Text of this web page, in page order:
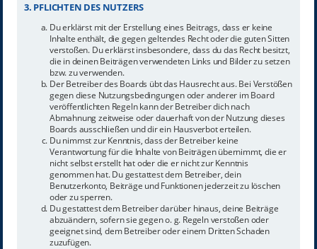
3. PFLICHTEN DES NUTZERS
Du erklärst mit der Erstellung eines Beitrags, dass er keine
Inhalte enthält, die gegen geltendes Recht oder die guten Sitten
verstoßen. Du erklärst insbesondere, dass du das Recht besitzt,
die in deinen Beiträgen verwendeten Links und Bilder zu setzen
bzw. zu verwenden.
Der Betreiber des Boards übt das Hausrecht aus. Bei Verstößen
gegen diese Nutzungsbedingungen oder anderer im Board
veröffentlichten Regeln kann der Betreiber dich nach
Abmahnung zeitweise oder dauerhaft von der Nutzung dieses
Boards ausschließen und dir ein Hausverbot erteilen.
Du nimmst zur Kenntnis, dass der Betreiber keine
Verantwortung für die Inhalte von Beiträgen übernimmt, die er
nicht selbst erstellt hat oder die er nicht zur Kenntnis
genommen hat. Du gestattest dem Betreiber, dein
Benutzerkonto, Beiträge und Funktionen jederzeit zu löschen
oder zu sperren.
Du gestattest dem Betreiber darüber hinaus, deine Beiträge
abzuändern, sofern sie gegen o. g. Regeln verstoßen oder
geeignet sind, dem Betreiber oder einem Dritten Schaden
zuzufügen.